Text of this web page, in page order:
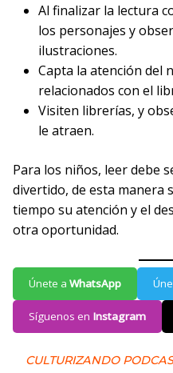
Al finalizar la lectura
los personajes y
ilustraciones.
Capta la atención del
relacionados con el
Visiten librerías, y
le atraen.
Para los niños, leer debe
divertido, de esta manera
tiempo su atención y el
otra oportunidad.
Únete a WhatsApp
Síguenos en Instagram
CULTURIZANDO